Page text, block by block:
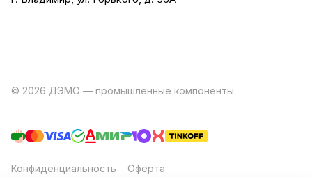
© 2026 ДЭМО — промышленные компоненты.
Конфиденциальность Оферта